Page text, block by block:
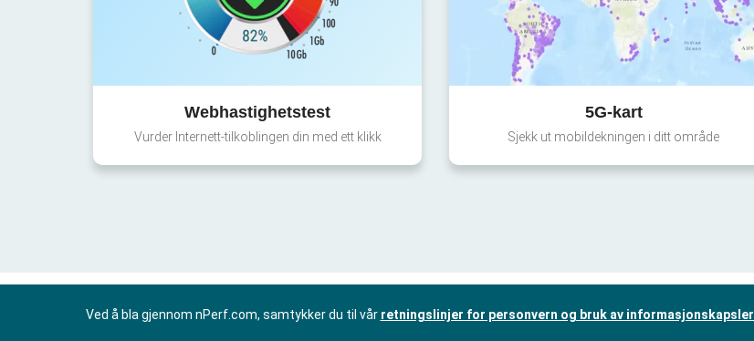
Webhastighetstest
Vurder Internett-tilkoblingen din med ett klikk
5G-kart
Sjekk ut mobildekningen i ditt område
Ved å bla gjennom nPerf.com, samtykker du til vår retningslinjer for personvern og bruk av informasjonskapsler